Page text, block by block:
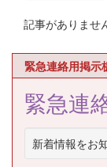
記事がありませ
緊急連絡用掲示
緊急連
新着情報をお